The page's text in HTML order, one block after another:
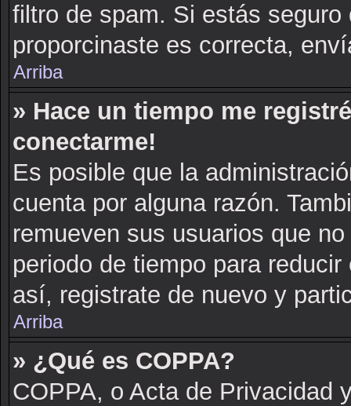
filtro de spam. Si estás
proporcinaste es correcta,
Arriba
» Hace un tiempo me
conectarme!
Es posible que la
cuenta por alguna razón.
remueven sus usuarios que
periodo de tiempo para
así, registrate de nuevo y
Arriba
» ¿Qué es COPPA?
COPPA, o Acta de Privacidad